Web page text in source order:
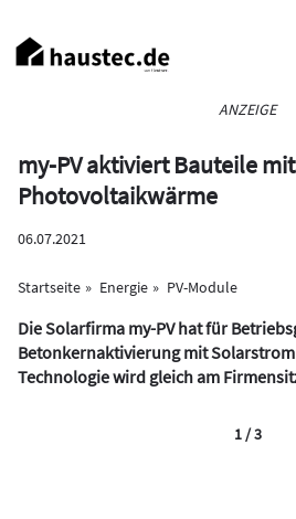
zum
Inhalt
ANZEIGE
my-PV aktiviert Bauteile mit
Photovoltaikwärme
06.07.2021
Startseite Energie PV-Module
Die Solarfirma my-PV hat für
Betonkernaktivierung mit
Technologie wird gleich am
1 / 3